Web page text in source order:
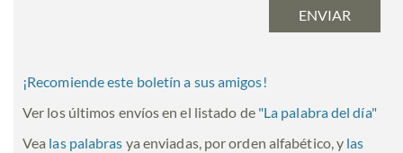
¡Recomiende este boletín a sus amigos!
Ver los últimos envíos en el listado de "La palabra del día"
Vea las palabras ya enviadas, por orden alfabético, y las